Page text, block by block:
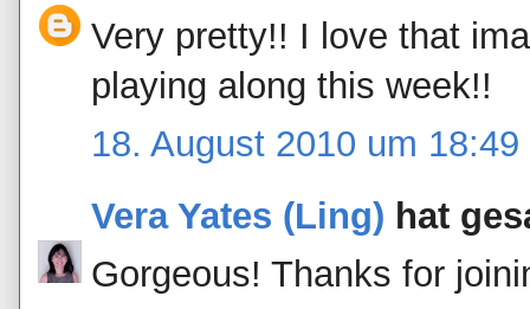
Very pretty!! I love that
playing along this week!!
18. August 2010 um 18:49
Vera Yates (Ling) hat
Gorgeous! Thanks for